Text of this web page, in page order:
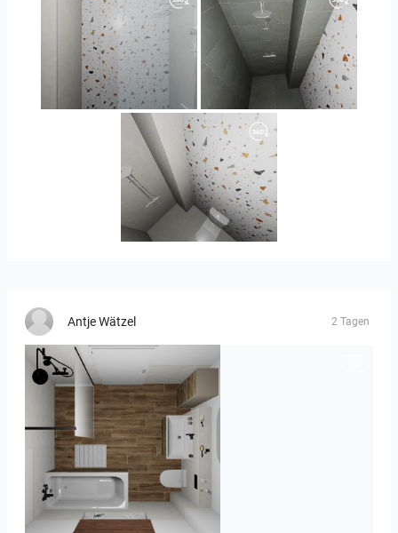
Orlando_kanect_4-01
Banya2_1-01
Antje Wätzel 2 Tagen
Kreideweiß